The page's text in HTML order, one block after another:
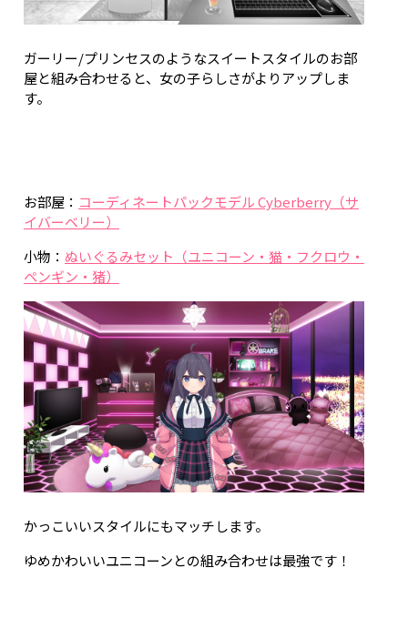
ガーリー/プリンセスのようなスイートスタイルのお部
屋と組み合わせると、女の子らしさがよりアップしま
す。
お部屋： コーディネートパックモデル Cyberberry（サ
イバーベリー）
小物： ぬいぐるみセット（ユニコーン・猫・フクロウ・
ペンギン・猪）
かっこいいスタイルにもマッチします。
ゆめかわいいユニコーンとの組み合わせは最強です！